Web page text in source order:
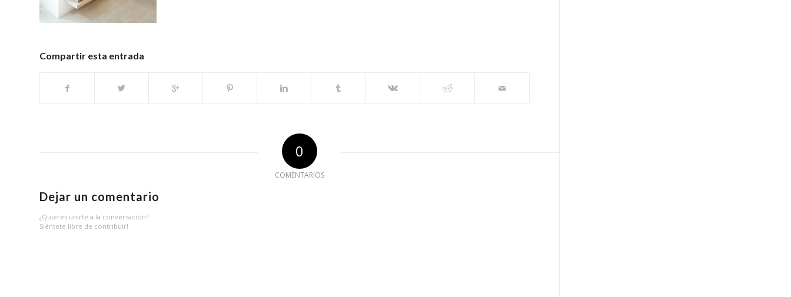
Compartir esta entrada
0
COMENTARIOS
Dejar un comentario
¿Quieres unirte a la conversación?
Siéntete libre de contribuir!